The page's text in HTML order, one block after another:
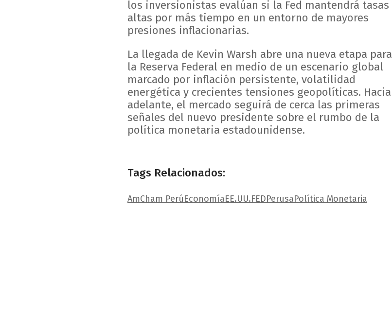
los inversionistas evalúan si la Fed mantendrá tasas
altas por más tiempo en un entorno de mayores
presiones inflacionarias.
La llegada de Kevin Warsh abre una nueva etapa para
la Reserva Federal en medio de un escenario global
marcado por inflación persistente, volatilidad
energética y crecientes tensiones geopolíticas. Hacia
adelante, el mercado seguirá de cerca las primeras
señales del nuevo presidente sobre el rumbo de la
política monetaria estadounidense.
Tags Relacionados:
AmCham PerúEconomíaEE.UU.FEDPerusaPolítica Monetaria